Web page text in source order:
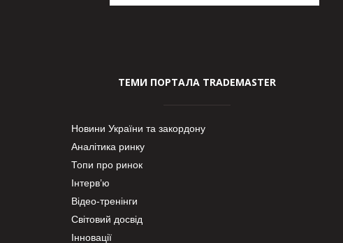
ТЕМИ ПОРТАЛА TRADEMASTER
Новини України та закордону
Аналітика ринку
Топи про ринок
Інтерв’ю
Відео-тренінги
Світовий досвід
Інновації